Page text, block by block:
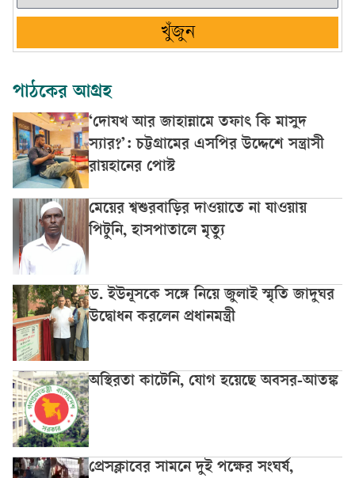
খুঁজুন
পাঠকের আগ্রহ
‘দোযখ আর জাহান্নামে তফাৎ কি মাসুদ
স্যার?’: চট্টগ্রামের এসপির উদ্দেশে সন্ত্রাসী
রায়হানের পোস্ট
মেয়ের শ্বশুরবাড়ির দাওয়াতে না যাওয়ায়
পিটুনি, হাসপাতালে মৃত্যু
ড. ইউনূসকে সঙ্গে নিয়ে জুলাই স্মৃতি জাদুঘর
উদ্বোধন করলেন প্রধানমন্ত্রী
অস্থিরতা কাটেনি, যোগ হয়েছে অবসর-আতঙ্ক
প্রেসক্লাবের সামনে দুই পক্ষের সংঘর্ষ,